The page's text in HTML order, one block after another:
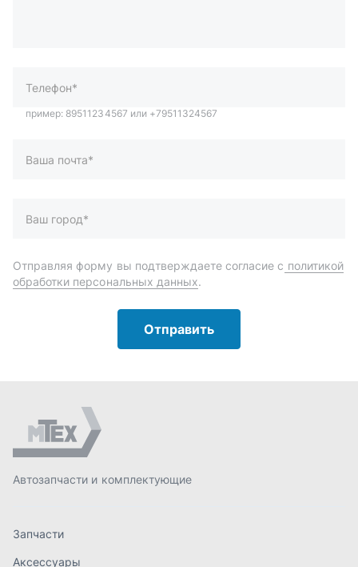
Отправить
Автозапчасти и комплектующие
Масла и автохимия
Спецпредложения
Доставка и оплата